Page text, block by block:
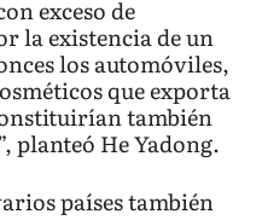
exceso de
la existencia de un
los automóviles,
que exporta
también
planteó He Yadong.
países también